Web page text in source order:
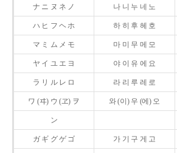
ナ ニ ヌ ネ ノ 나 니 누 네 노
ハ ヒ フ ヘ ホ 하 히 후 헤 호
マ ミ ム メ モ 마 미 무 메 모
ヤ イ ユ エ ヨ 야 이 유 에 요
ラ リ ル レ ロ 라 리 루 레 로
ワ (ヰ) ウ (ヱ) ヲ 와 (이) 우 (에) 오
ン
ガ ギ グ ゲ ゴ 가 기 구 게 고